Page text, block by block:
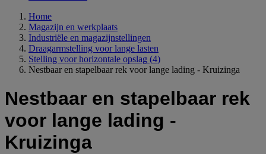
Home
Magazijn en werkplaats
Industriële en magazijnstellingen
Draagarmstelling voor lange lasten
Stelling voor horizontale opslag (4)
Nestbaar en stapelbaar rek voor lange lading - Kruizinga
Nestbaar en stapelbaar rek
voor lange lading -
Kruizinga